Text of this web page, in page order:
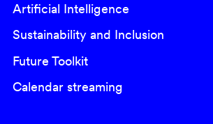
Artificial Intelligence
Sustainability and Inclusion
Future Toolkit
Calendar streaming